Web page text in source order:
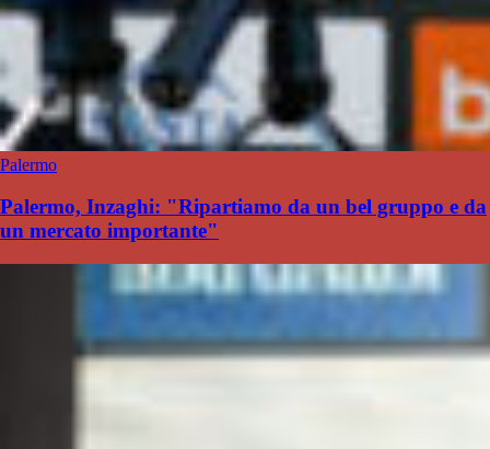
Palermo
Palermo, Inzaghi: "Ripartiamo da un bel gruppo e da
un mercato importante"